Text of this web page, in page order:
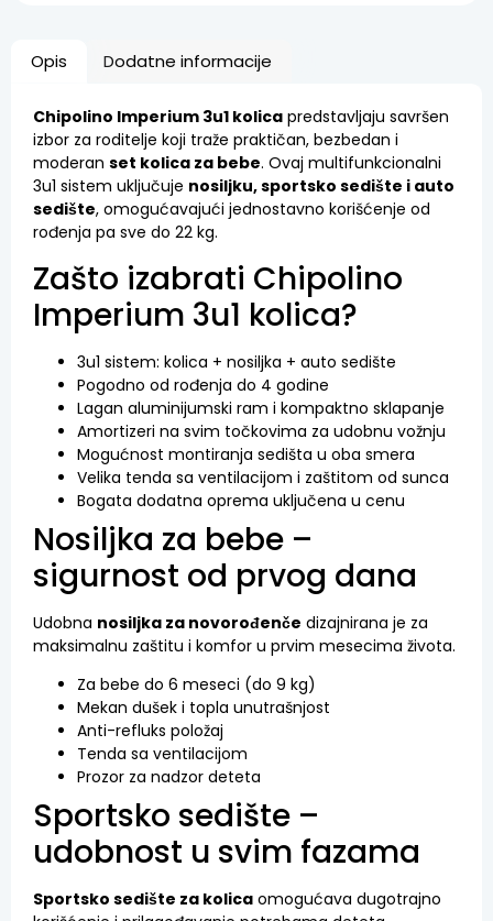
Opis Dodatne informacije
Chipolino Imperium 3u1 kolica predstavljaju savršen
izbor za roditelje koji traže praktičan, bezbedan i
moderan set kolica za bebe. Ovaj multifunkcionalni
3u1 sistem uključuje nosiljku, sportsko sedište i auto
sedište, omogućavajući jednostavno korišćenje od
rođenja pa sve do 22 kg.
Zašto izabrati Chipolino
Imperium 3u1 kolica?
3u1 sistem: kolica + nosiljka + auto sedište
Pogodno od rođenja do 4 godine
Lagan aluminijumski ram i kompaktno sklapanje
Amortizeri na svim točkovima za udobnu vožnju
Mogućnost montiranja sedišta u oba smera
Velika tenda sa ventilacijom i zaštitom od sunca
Bogata dodatna oprema uključena u cenu
Nosiljka za bebe –
sigurnost od prvog dana
Udobna nosiljka za novorođenče dizajnirana je za
maksimalnu zaštitu i komfor u prvim mesecima života.
Za bebe do 6 meseci (do 9 kg)
Mekan dušek i topla unutrašnjost
Anti-refluks položaj
Tenda sa ventilacijom
Prozor za nadzor deteta
Sportsko sedište –
udobnost u svim fazama
Sportsko sedište za kolica omogućava dugotrajno